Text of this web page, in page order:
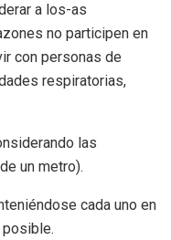
a los-as
no participen en
con personas de
respiratorias,
las
un metro).
cada uno en
posible.